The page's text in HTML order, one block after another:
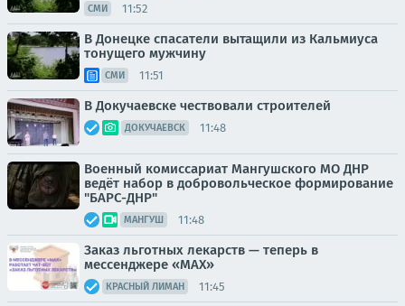
СМИ 11:52
В Донецке спасатели вытащили из Кальмиуса
тонущего мужчину
СМИ 11:51
В Докучаевске чествовали строителей
ДОКУЧАЕВСК 11:48
Военный комиссариат Мангушского МО ДНР
ведёт набор в добровольческое формирование
"БАРС-ДНР"
МАНГУШ 11:48
Заказ льготных лекарств — теперь в
мессенджере «МАХ»
КРАСНЫЙ ЛИМАН 11:45